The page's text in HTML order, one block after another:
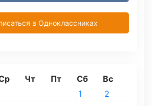
в Одноклассниках
Чт Пт Сб Вс
1
2